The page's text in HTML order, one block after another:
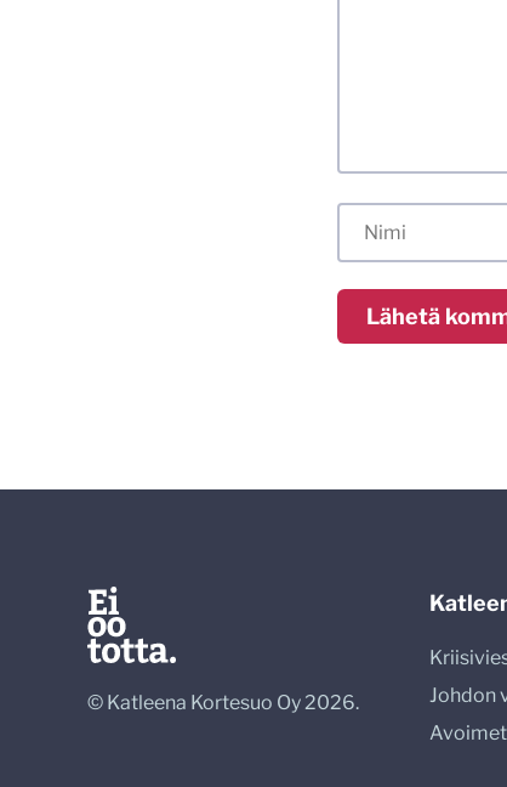
© Katleena Kortesuo Oy 2026.
Johdon